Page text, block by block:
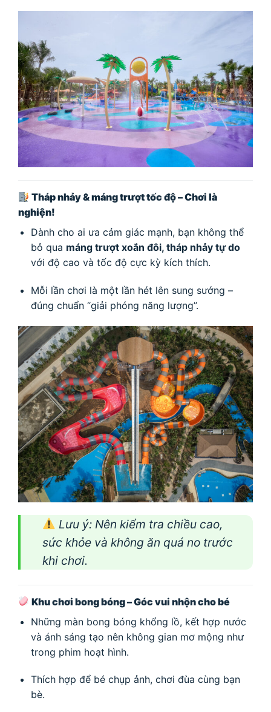
Tháp nhảy & máng trượt tốc độ – Chơi là
nghiện!
Dành cho ai ưa cảm giác mạnh, bạn không thể
bỏ qua máng trượt xoắn đôi, tháp nhảy tự do
với độ cao và tốc độ cực kỳ kích thích.
Mỗi lần chơi là một lần hét lên sung sướng –
đúng chuẩn “giải phóng năng lượng”.
Lưu ý: Nên kiểm tra chiều cao,
sức khỏe và không ăn quá no trước
khi chơi.
Khu chơi bong bóng – Góc vui nhộn cho bé
Những màn bong bóng khổng lồ, kết hợp nước
và ánh sáng tạo nên không gian mơ mộng như
trong phim hoạt hình.
Thích hợp để bé chụp ảnh, chơi đùa cùng bạn
bè.